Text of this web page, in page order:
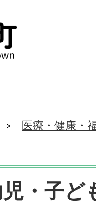
医療・健康・
・子ど